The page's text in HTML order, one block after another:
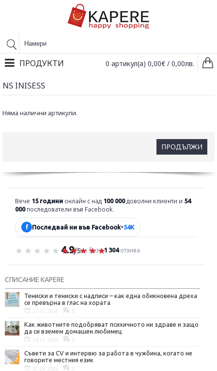
0 артикул(а) 0,00€ / 0,00лв.
ПРОДУКТИ
NS INISESS
Няма налични артикули.
ПРОДЪЛЖИ
Вече 15 години онлайн с над 100 000доволни клиенти и 54
000последователи във Facebook.
f Последвай ни във Facebook•54K
Оценка 4.9 от 5
4.9/5на база1 304отзива
СПИСАНИЕ KAPERE
Тениски и тениски с надписи – как една обикновена дреха
се превърна в глас на хората
27.01.2026 0
Как животните подобряват психичното ни здраве и защо
да си вземем домашен любимец
14.11.2025 0
Съвети за CV и интервю за работа в чужбина, когато не
говорите местния език
30.09.2025 0